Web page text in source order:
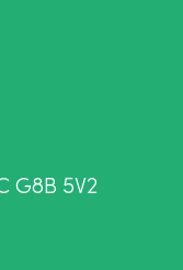
G8B 5V2